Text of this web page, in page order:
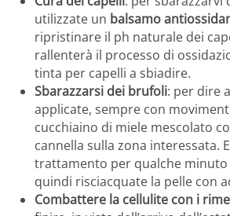
utilizzate un balsamo
ripristinare il ph naturale dei
rallenterà il processo di
tinta per capelli a sbiadire.
Sbarazzarsi dei brufoli: per dire
applicate, sempre con
cucchiaino di miele mescolato
cannella sulla zona interessata.
trattamento per qualche minuto
quindi risciacquate la pelle con
Combattere la cellulite con i